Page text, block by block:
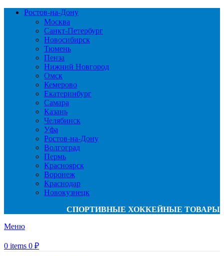
Ростов-на-Дону
Москва
Санкт-Петербург
Новосибирск
Тюмень
Пенза
Нижний Новгород
Омск
Кемерово
Екатеринбург
Самара
Казань
Челябинск
Уфа
Ростов-на-Дону
Волгоград
Пермь
Красноярск
Воронеж
Краснодар
Новокузнецк
СПОРТИВНЫЕ ХОККЕЙНЫЕ ТОВАРЫ
Меню
0 items 0 ₽